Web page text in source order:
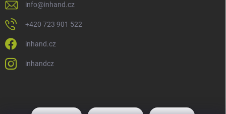
info@inhand.cz
+420 723 901 522
inhand.cz
inhandcz